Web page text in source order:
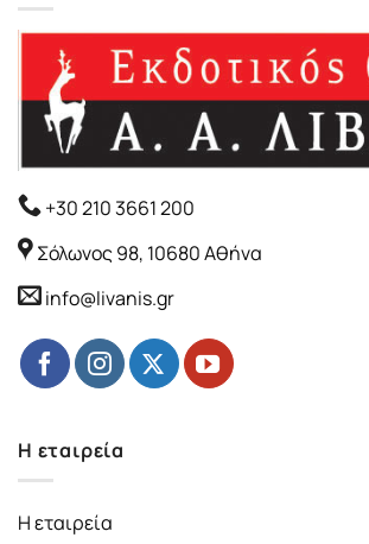
+30 210 3661 200
Σόλωνος 98, 10680 Αθήνα
info@livanis.gr
Η εταιρεία
Η εταιρεία